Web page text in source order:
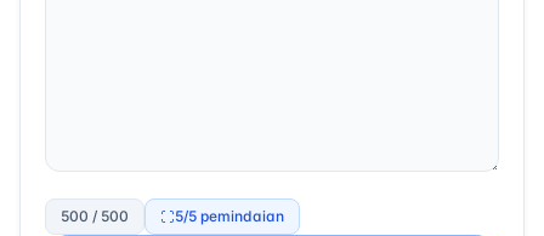
500 / 500 5/5 pemindaian